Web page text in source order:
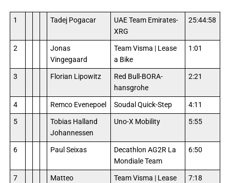
1 Tadej Pogacar
UAE Team Emirates-
XRG
25:44:58
2
Jonas
Vingegaard
Team Visma | Lease
a Bike
1:01
3 Florian Lipowitz
Red Bull-BORA-
hansgrohe
2:21
4 Remco Evenepoel Soudal Quick-Step
4:11
5
Tobias Halland
Johannessen
Uno-X Mobility 5:55
6 Paul Seixas
Decathlon AG2R La
Mondiale Team
6:50
7
Matteo
Team Visma | Lease
7:18